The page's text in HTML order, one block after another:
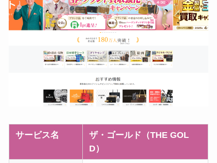
サービス名
ザ・ゴールド（THE GOL
D）